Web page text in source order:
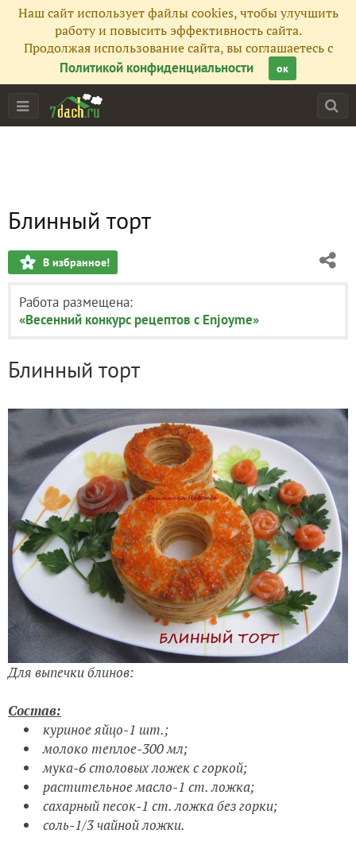
Наш сайт использует файлы cookies, чтобы улучшить
работу и повысить эффективность сайта.
Продолжая использование сайта, вы соглашаетесь с
Политикой конфиденциальности
ок
Блинный торт
В избранное!
Работа размещена:
«Весенний конкурс рецептов с Enjoyme»
Блинный торт
Для выпечки блинов:
Состав:
куриное яйцо-1 шт.;
молоко теплое-300 мл;
мука-6 столовых ложек с горкой;
растительное масло-1 ст. ложка;
сахарный песок-1 ст. ложка без горки;
соль-1/3 чайной ложки.